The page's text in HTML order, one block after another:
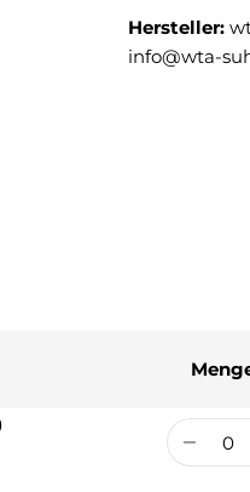
Hersteller:
info@wta-
Menge